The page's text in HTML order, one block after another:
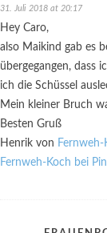
31. Juli 2018 at 20:17
Hey Caro,
also Maikind gab es
übergegangen, dass
ich die Schüssel
Mein kleiner Bruch
Besten Gruß
Henrik von Fernweh-
Fernweh-Koch bei